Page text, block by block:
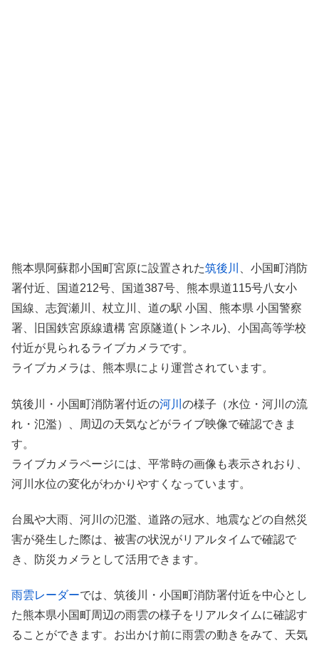
熊本県阿蘇郡小国町宮原に設置された筑後川
、小国町消防
署付近、国道212号、国道387号、熊本県道115号八女小
国線、志賀瀬川、杖立川、道の駅 小国、熊本県 小国警察
署、旧国鉄宮原線遺構 宮原隧道(トンネル)、小国高等学校
付近が見られるライブカメラです。
ライブカメラは、熊本県により運営されています。
筑後川・小国町消防署付近の河川 の様子（水位・河川の流
れ・氾濫）、周辺の天気などがライブ映像で確認できま
す。
ライブカメラページには、平常時の画像も表示されおり、
河川水位の変化がわかりやすくなっています。
台風や大雨、河川の氾濫、道路の冠水、地震などの自然災
害が発生した際は、被害の状況がリアルタイムで確認で
き、防災カメラとして活用できます。
雨雲レーダーでは、筑後川・小国町消防署付近を中心とし
た熊本県小国町周辺の雨雲の様子をリアルタイムに確認す
ることができます。お出かけ前に雨雲の動きをみて、天気